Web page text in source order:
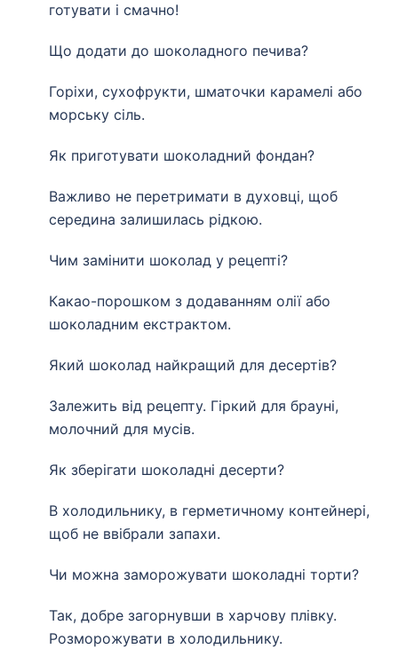
готувати і смачно!
Що додати до шоколадного печива?
Горіхи, сухофрукти, шматочки карамелі або
морську сіль.
Як приготувати шоколадний фондан?
Важливо не перетримати в духовці, щоб
середина залишилась рідкою.
Чим замінити шоколад у рецепті?
Какао-порошком з додаванням олії або
шоколадним екстрактом.
Який шоколад найкращий для десертів?
Залежить від рецепту. Гіркий для брауні,
молочний для мусів.
Як зберігати шоколадні десерти?
В холодильнику, в герметичному контейнері,
щоб не ввібрали запахи.
Чи можна заморожувати шоколадні торти?
Так, добре загорнувши в харчову плівку.
Розморожувати в холодильнику.